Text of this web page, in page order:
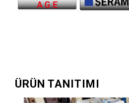
ÜRÜN TANITIMI